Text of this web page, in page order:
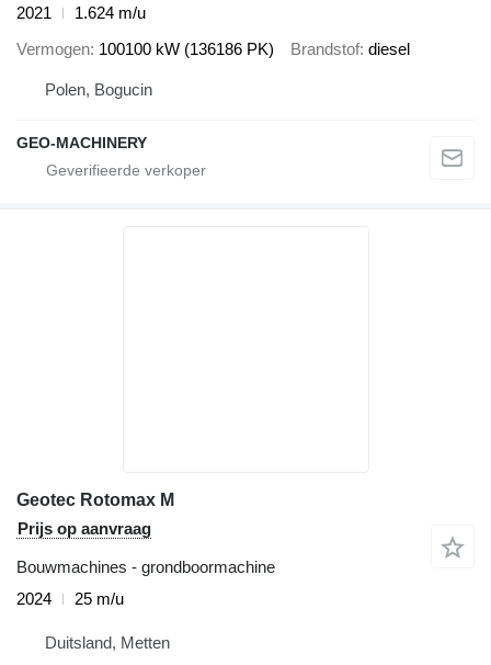
2021
1.624 m/u
Vermogen 100100 kW (136186 PK) Brandstof diesel
Polen, Bogucin
GEO-MACHINERY
Geotec Rotomax M
Prijs op aanvraag
Bouwmachines - grondboormachine
2024
25 m/u
Duitsland, Metten